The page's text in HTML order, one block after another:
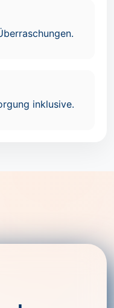
inklusive.